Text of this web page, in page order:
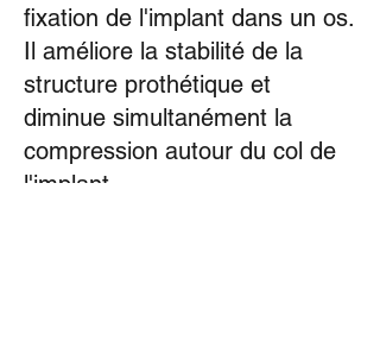
fixation de l'implant dans un os.
Il améliore la stabilité de la
structure prothétique et
diminue simultanément la
compression autour du col de
l'implant.